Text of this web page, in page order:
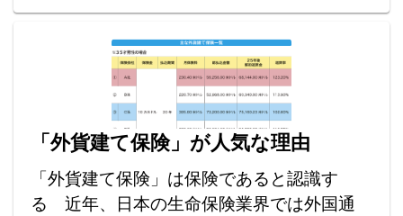
「外貨建て保険」が人気な理由
「外貨建て保険」は保険であると認識す
る 近年、日本の生命保険業界では外国通